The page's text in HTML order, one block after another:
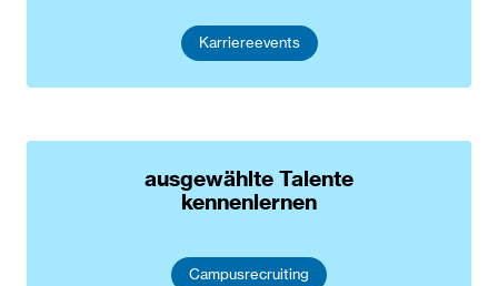
Karriereevents
ausgewählte Talente
kennenlernen
Campusrecruiting